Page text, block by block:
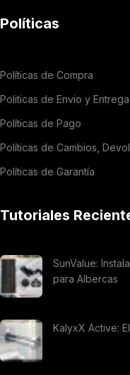
Políticas
Políticas de Compra
Politicas de Envio y Entrega
Políticas de Pago
Políticas de Cambios,
Políticas de Garantía
Tutoriales
SunValue:
para Albercas
KalyxX Active: